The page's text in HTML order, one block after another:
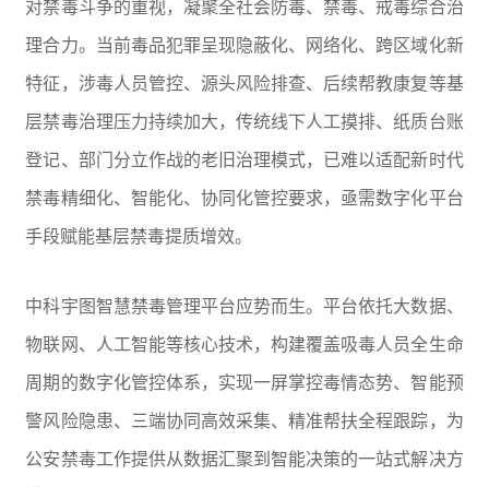
对禁毒斗争的重视，凝聚全社会防毒、禁毒、戒毒综合治
理合力。当前毒品犯罪呈现隐蔽化、网络化、跨区域化新
特征，涉毒人员管控、源头风险排查、后续帮教康复等基
层禁毒治理压力持续加大，传统线下人工摸排、纸质台账
登记、部门分立作战的老旧治理模式，已难以适配新时代
禁毒精细化、智能化、协同化管控要求，亟需数字化平台
手段赋能基层禁毒提质增效。
中科宇图智慧禁毒管理平台应势而生。平台依托大数据、
物联网、人工智能等核心技术，构建覆盖吸毒人员全生命
周期的数字化管控体系，实现一屏掌控毒情态势、智能预
警风险隐患、三端协同高效采集、精准帮扶全程跟踪，为
公安禁毒工作提供从数据汇聚到智能决策的一站式解决方